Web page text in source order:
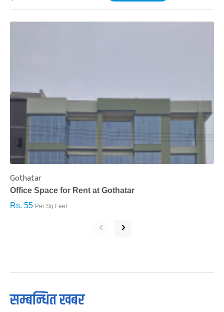
Gothatar
Office Space for Rent at Gothatar
Rs. 55 Per Sq.Feet
‹ ›
सम्बन्धित खबर